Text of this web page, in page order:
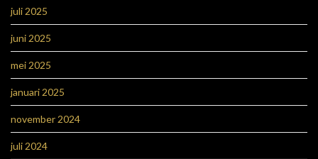
juli 2025
juni 2025
mei 2025
januari 2025
november 2024
juli 2024